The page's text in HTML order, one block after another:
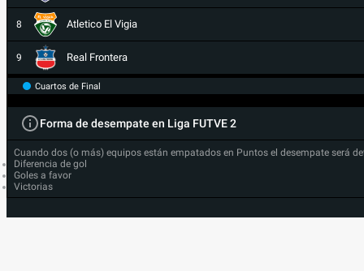
8 Atletico El Vigia
9 Real Frontera
Cuartos de Final
Forma de desempate en Liga FUTVE 2
Cuando dos (o más) equipos están empatados en Puntos el desempate será
Diferencia de gol
Goles a favor
Victorias